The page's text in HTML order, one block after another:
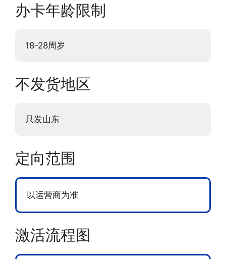
办卡年龄限制
18-28周岁
不发货地区
只发山东
定向范围
以运营商为准
激活流程图